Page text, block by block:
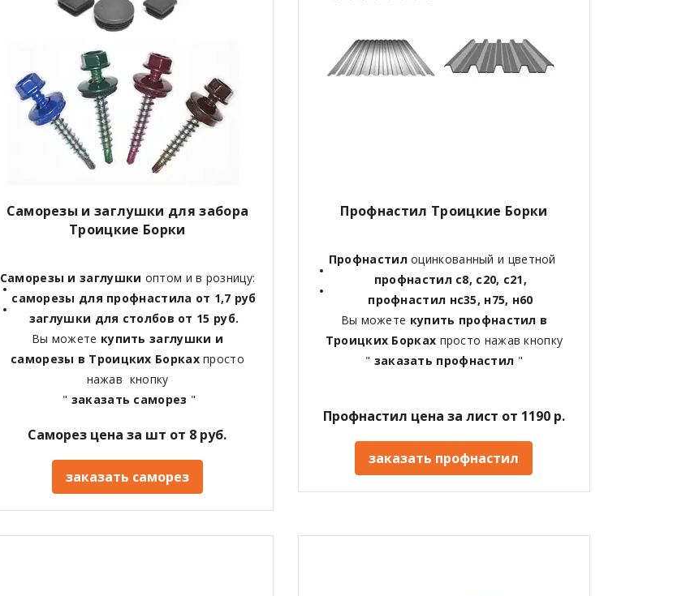
Саморезы и заглушки для забора
Троицкие Борки
Саморезы и заглушки оптом и в розницу:
саморезы для профнастила от 1,7 руб
заглушки для столбов от 15 руб.
Вы можете купить заглушки и
саморезы в Троицких Боркахпросто
нажав кнопку
" заказать саморез "
Саморез цена за шт от 8 руб.
заказать саморез
Профнастил Троицкие Борки
Профнастилоцинкованный и цветной
профнастил с8, с20, с21,
профнастил нс35, н75, н60
Вы можете купить профнастил в
Троицких Борках просто нажав кнопку
" заказать профнастил "
Профнастил цена за лист от 1190 р.
заказать профнастил